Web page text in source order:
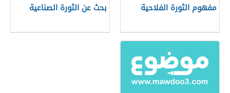
مفهوم الثورة الفلاحية بحث عن الثورة الصناعية